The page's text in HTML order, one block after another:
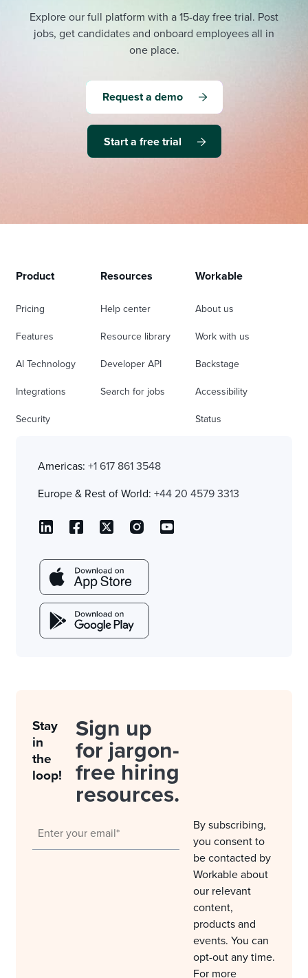
Explore our full platform with a 15-day free trial. Post
jobs, get candidates and onboard employees all in
one place.
Request a demo
Start a free trial
Product
Pricing
Features
AI Technology
Integrations
Security
Resources
Help center
Resource library
Developer API
Search for jobs
Workable
About us
Work with us
Backstage
Accessibility
Status
Americas: +1 617 861 3548
Europe & Rest of World: +44 20 4579 3313
Stay
in
the
loop!
Sign up
for jargon-
free hiring
resources.
By subscribing,
you consent to
be contacted by
Workable about
our relevant
content,
products and
events. You can
opt-out any time.
For more